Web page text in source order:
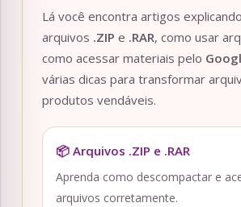
Lá você encontra artigos
arquivos .ZIP e .RAR, como usar
como acessar materiais pelo
várias dicas para transformar
produtos vendáveis.
📦 Arquivos .ZIP e .RAR
Aprenda como descompactar e
arquivos corretamente.